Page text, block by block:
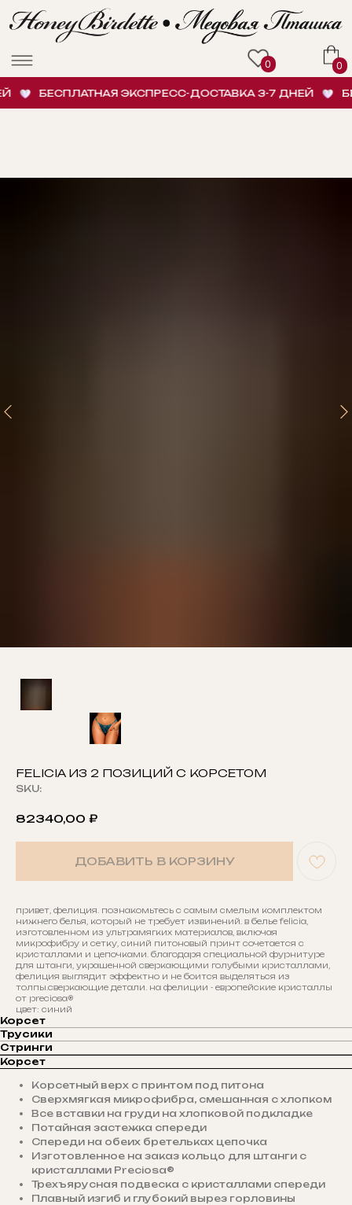
БЕСПЛАТНАЯ ЭКСПРЕСС-ДОСТАВКА 3-7 ДНЕЙ
FELICIA ИЗ 2 ПОЗИЦИЙ С КОРСЕТОМ
SKU:
82340,00 ₽
ДОБАВИТЬ В КОРЗИНУ
привет, фелиция. познакомьтесь с самым смелым комплектом
нижнего белья, который не требует извинений. в белье felicia,
изготовленном из ультрамягких материалов, включая
микрофибру и сетку, синий питоновый принт сочетается с
кристаллами и цепочками. благодаря специальной фурнитуре
для штанги, украшенной сверкающими голубыми кристаллами,
фелиция выглядит эффектно и не боится выделяться из
толпы.сверкающие детали. на фелиции - европейские кристаллы
от preciosa®
цвет: синий
Корсет
Трусики
Стринги
Корсет
Корсетный верх с принтом под питона
Сверхмягкая микрофибра, смешанная с хлопком
Все вставки на груди на хлопковой подкладке
Потайная застежка спереди
Спереди на обеих бретельках цепочка
Изготовленное на заказ кольцо для штанги с
кристаллами Preciosa®
Трехъярусная подвеска с кристаллами спереди
Плавный изгиб и глубокий вырез горловины